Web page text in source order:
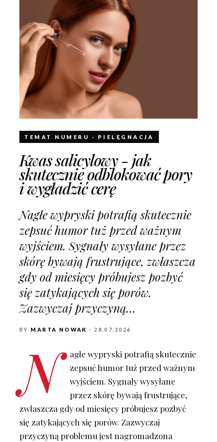
TEMAT NUMERU · PIELĘGNACJA
Kwas salicylowy - jak
skutecznie odblokować pory
i wygładzić cerę
Nagłe wypryski potrafią skutecznie
zepsuć humor tuż przed ważnym
wyjściem. Sygnały wysyłane przez
skórę bywają frustrujące, zwłaszcza
gdy od miesięcy próbujesz pozbyć
się zatykających się porów.
Zazwyczaj przyczyną…
BY MARTA NOWAK · 28.07.2026
N
agłe wypryski potrafią skutecznie
zepsuć humor tuż przed ważnym
wyjściem. Sygnały wysyłane
przez skórę bywają frustrujące,
zwłaszcza gdy od miesięcy próbujesz pozbyć
się zatykających się porów. Zazwyczaj
przyczyną problemu jest nagromadzona